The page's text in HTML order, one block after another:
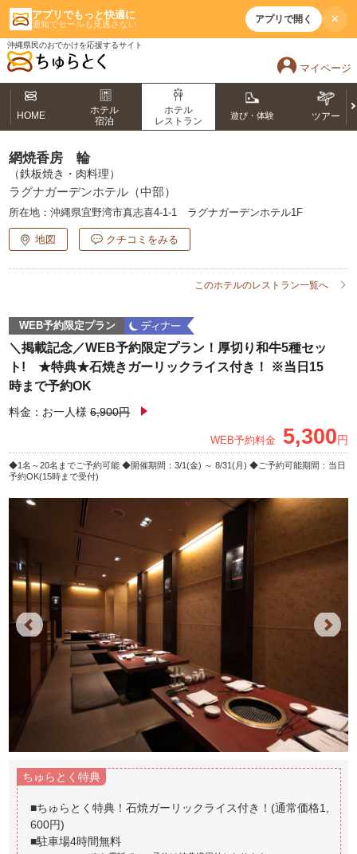
アプリでもっと快適に
通知でセールも見逃さない アプリで開く ×
沖縄県民のおでかけを応援するサイト
マイページ
HOME
ホテル
宿泊
ホテル
レストラン
遊び・体験 ツアー
網焼香房 輪
（鉄板焼き・肉料理）
ラグナガーデンホテル（中部）
所在地：沖縄県宜野湾市真志喜4-1-1 ラグナガーデンホテル1F
地図 クチコミをみる
このホテルのレストラン一覧へ
WEB予約限定プラン
＼掲載記念／WEB予約限定プラン！厚切り和牛5種セッ
ト! ★特典★石焼きガーリックライス付き！ ※当日15
時まで予約OK
料金：お一人様 6,900円
WEB予約料金 5,300円
1名～20名までご予約可能 開催期間：3/1(金) ～ 8/31(月)
ご予約可能期間：当日
予約OK(15時まで受付)
Previous Next
ちゅらとく特典
■ちゅらとく特典！石焼ガーリックライス付き！(通常価格1,
600円)